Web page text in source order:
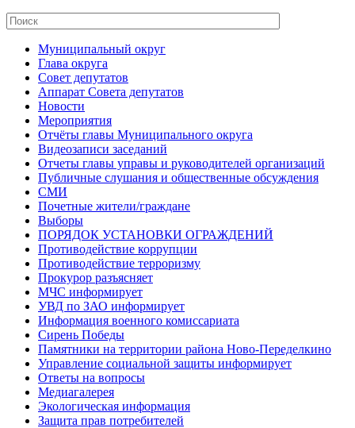
Муниципальный округ
Глава округа
Совет депутатов
Аппарат Совета депутатов
Новости
Мероприятия
Отчёты главы Муниципального округа
Видеозаписи заседаний
Отчеты главы управы и руководителей организаций
Публичные слушания и общественные обсуждения
СМИ
Почетные жители/граждане
Выборы
ПОРЯДОК УСТАНОВКИ ОГРАЖДЕНИЙ
Противодействие коррупции
Противодействие терроризму
Прокурор разъясняет
МЧС информирует
УВД по ЗАО информирует
Информация военного комиссариата
Сирень Победы
Памятники на территории района Ново-Переделкино
Управление социальной защиты информирует
Ответы на вопросы
Медиагалерея
Экологическая информация
Защита прав потребителей